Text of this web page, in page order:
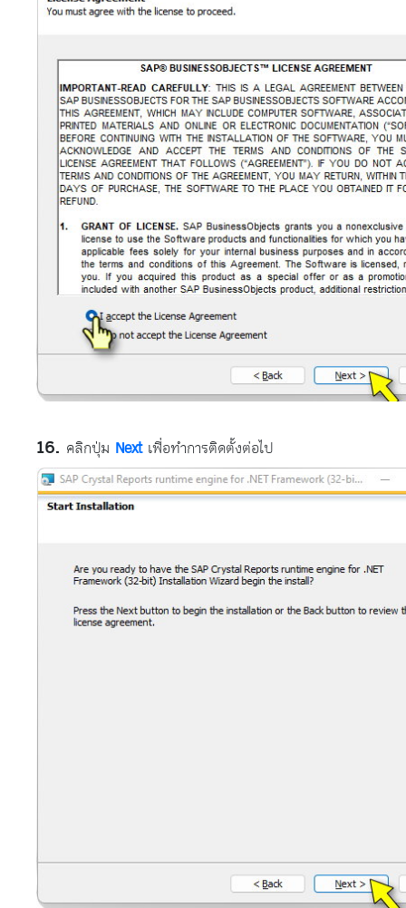
คลิกปุ่ม Nextเพื่อทำการติดตั้งต่อไป